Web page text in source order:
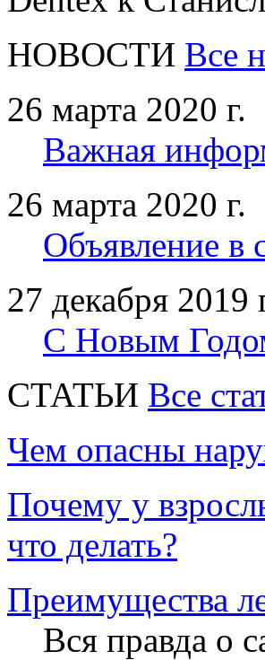
НОВОСТИ Все
26 марта 2020 г.
Важная
26 марта 2020 г.
Объявление в
27 декабря 2019
С Новым
CТАТЬИ Все
Чем опасны
Почему у
что делать?
Преимущества
Вся правда о